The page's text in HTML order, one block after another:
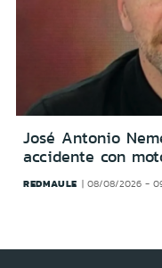
José Antonio
accidente con
REDMAULE 08/08/2026 -